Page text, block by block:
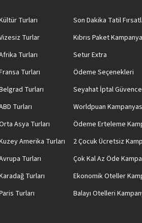
Turları
Turlar
Turları
Turları
Turları
Turları
Asya Turları
Amerika Turları
Turları
Turları
Turları
Son Dakika Tatil
Kıbrıs Paket
Setur Extra
Ödeme Seçenekleri
Seyahat İptal
Worldpuan
Ödeme Erteleme
2 Çocuk Ücretsiz
Çok Kal Az Öde
Ekonomik Oteller
Balayı Otelleri